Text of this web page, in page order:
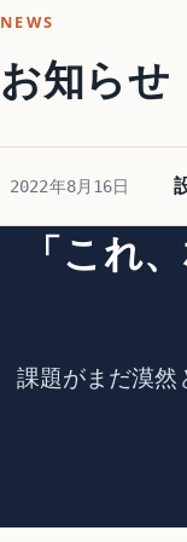
NEWS
お知らせ
2022年8月16日
「これ
課題がまだ漠然